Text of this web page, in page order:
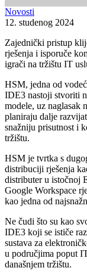
Novosti
12. studenog 2024
Zajednički pristup
rješenja i isporuče
igrači na tržištu IT
HSM, jedna od
IDE3 nastoji stvoriti
modele, uz naglasak
planiraju dalje
snažniju prisutnost i
tržištu.
HSM je tvrtka s
distribuciji rješenja
distributer u istočnoj
Google Workspace
kao jedna od
Ne čudi što su kao
IDE3 koji se ističe
sustava za
u područjima poput
današnjem tržištu.